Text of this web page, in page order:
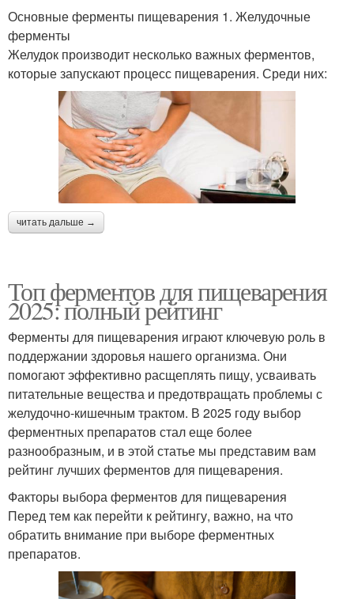
Основные ферменты пищеварения 1. Желудочные
ферменты
Желудок производит несколько важных ферментов,
которые запускают процесс пищеварения. Среди них:
читать дальше →
Топ ферментов для пищеварения
2025: полный рейтинг
Ферменты для пищеварения играют ключевую роль в
поддержании здоровья нашего организма. Они
помогают эффективно расщеплять пищу, усваивать
питательные вещества и предотвращать проблемы с
желудочно-кишечным трактом. В 2025 году выбор
ферментных препаратов стал еще более
разнообразным, и в этой статье мы представим вам
рейтинг лучших ферментов для пищеварения.
Факторы выбора ферментов для пищеварения
Перед тем как перейти к рейтингу, важно, на что
обратить внимание при выборе ферментных
препаратов.